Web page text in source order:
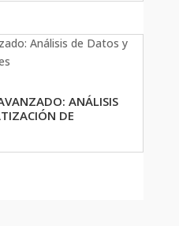
ANÁLISIS
DE